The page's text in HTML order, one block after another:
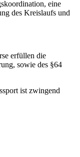
eine
des Kreislaufs und
erfüllen die
sowie des §64
ist zwingend